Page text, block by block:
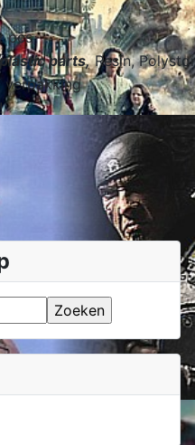
pcs
parts,Resin,
verpakking